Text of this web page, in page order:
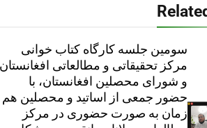
سومین جلسه کارگاه کتاب‌ خوانی
مرکز تحقیقاتی و مطالعاتی افغانستان
و شورای محصلین افغانستان، با
حضور جمعی از اساتید و محصلین هم
زمان به‌ صورت حضوری در مرکز